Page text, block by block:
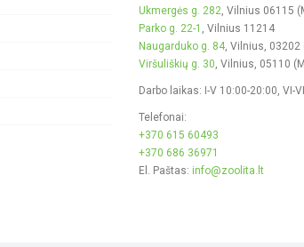
Ukmergės g. 282, Vilnius 06115
Parko g. 22-1 , Vilnius 11214
Naugarduko g. 84, Vilnius, 03202
Viršuliškių g. 30, Vilnius, 05110
Darbo laikas: I-V 10:00-20:00, VI-
Telefonai:
+370 615 60493
+370 686 36971
El. Paštas: info@zoolita.lt